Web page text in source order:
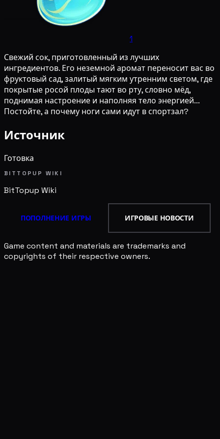
1
Свежий сок, приготовленный из лучших
ингредиентов. Его неземной аромат переносит вас во
фруктовый сад, залитый мягким утренним светом, где
покрытые росой плоды тают во рту, словно мёд,
поднимая настроение и наполняя тело энергией...
Постойте, а почему ноги сами идут в спортзал?
Источник
Готовка
BITTOPUP WIKI
BitTopup Wiki
ПОПОЛНЕНИЕ ИГРЫ ИГРОВЫЕ НОВОСТИ
Game content and materials are trademarks and
copyrights of their respective owners.